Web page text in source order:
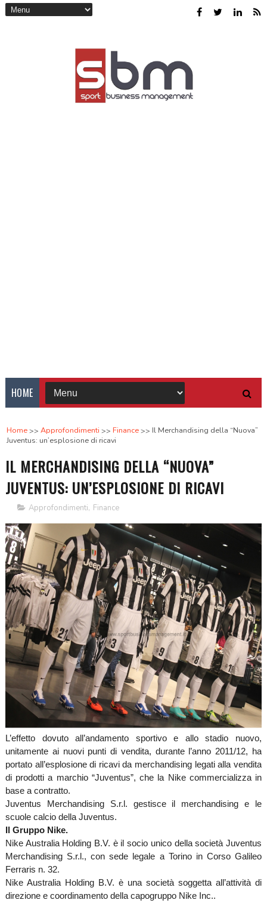
HOME
Home Approfondimenti Finance
Il Merchandising della “Nuova”
Juventus: un’esplosione di ricavi
IL MERCHANDISING DELLA “NUOVA”
JUVENTUS: UN’ESPLOSIONE DI RICAVI
Approfondimenti, Finance
L’effetto dovuto all’andamento sportivo e allo stadio nuovo,
unitamente ai nuovi punti di vendita, durante l’anno 2011/12, ha
portato all’esplosione di ricavi da merchandising legati alla vendita
di prodotti a marchio “Juventus”, che la Nike commercializza in
base a contratto.
Juventus Merchandising S.r.l. gestisce il merchandising e le
scuole calcio della Juventus.
Il Gruppo Nike.
Nike Australia Holding B.V. è il socio unico della società Juventus
Merchandising S.r.l., con sede legale a Torino in Corso Galileo
Ferraris n. 32.
Nike Australia Holding B.V. è una società soggetta all’attività di
direzione e coordinamento della capogruppo Nike Inc..